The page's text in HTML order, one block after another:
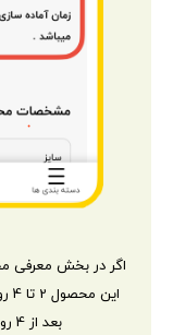
اگر در بخش معرفی
بعد از 4 روز کاری تحویل اداره پست می شود .